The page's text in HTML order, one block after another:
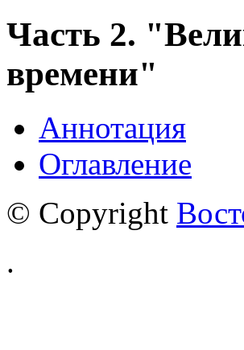
Часть 2.
времени"
Аннотация
Оглавление
© Copyright
.